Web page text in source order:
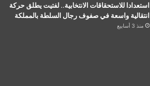
استعدادا للاستحقاقات الانتخابية.. لفتيت يطلق حركة
انتقالية واسعة في صفوف رجال السلطة بالمملكة
منذ 3 أسابيع